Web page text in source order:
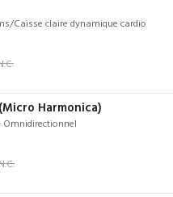
Caisse claire dynamique cardio
Harmonica)
Omnidirectionnel